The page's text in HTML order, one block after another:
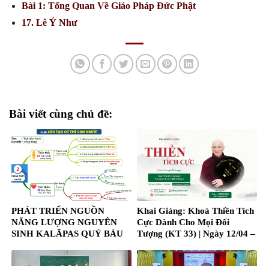
Bài 1: Tổng Quan Về Giáo Pháp Đức Phật
17. Lê Ý Như
Bài viết cùng chủ đề:
PHÁT TRIỂN NGUỒN
NĂNG LƯỢNG NGUYÊN
SINH KALĀPAS QUÝ BÁU
BỆNH NAN Y, MẠN TÍNH,…
Khai Giảng: Khoá Thiền Tích
Cực Dành Cho Mọi Đối
Tượng (KT 33) | Ngày 12/04 –